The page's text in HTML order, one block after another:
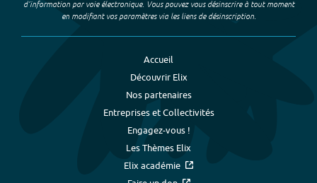
d’information par voie électronique. Vous pouvez vous désinscrire à tout moment
en modifiant vos paramètres via les liens de désinscription.
Accueil
Découvrir Elix
Nos partenaires
Entreprises et Collectivités
Engagez-vous !
Les Thèmes Elix
Elix académie